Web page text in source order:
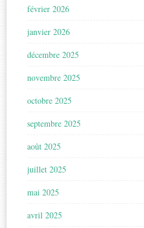
février 2026
janvier 2026
décembre 2025
novembre 2025
octobre 2025
septembre 2025
août 2025
juillet 2025
mai 2025
avril 2025